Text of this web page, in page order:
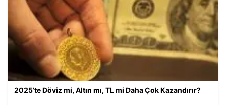
2025’te Döviz mi, Altın mı, TL mi Daha Çok Kazandırır?